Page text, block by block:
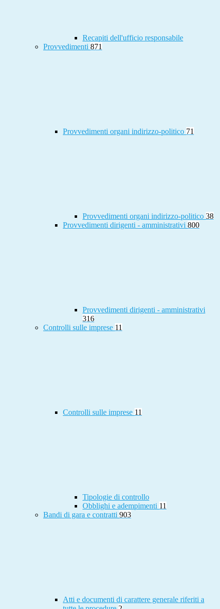
Recapiti dell'ufficio responsabile
Provvedimenti 871
Provvedimenti organi indirizzo-politico 71
Provvedimenti organi indirizzo-politico 38
Provvedimenti dirigenti - amministrativi 800
Provvedimenti dirigenti - amministrativi
316
Controlli sulle imprese 11
Controlli sulle imprese 11
Tipologie di controllo
Obblighi e adempimenti 11
Bandi di gara e contratti 903
Atti e documenti di carattere generale riferiti a